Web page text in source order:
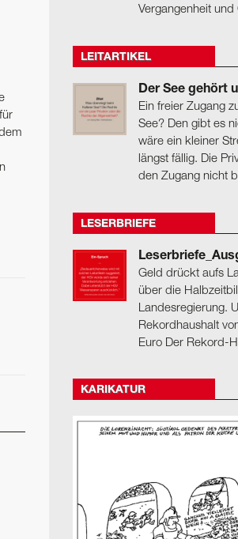
Vergangenheit und
LEITARTIKEL
Der See gehört
Ein freier Zugang
See? Den gibt es
wäre ein kleiner
längst fällig. Die
den Zugang nicht
LESERBRIEFE
Geld drückt aufs
über die
Landesregierung.
Rekordhaushalt
Euro Der Rekord-
KARIKATUR